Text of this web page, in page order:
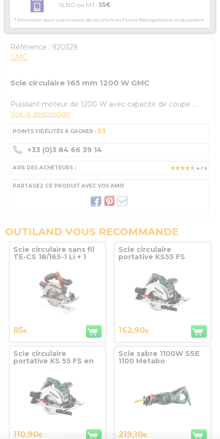
SLBO ou MJ : 55€
* Estimation pour une livraison de cet article en France Métropolitaine uniquement.
Référence : 920329
GMC
Scie circulaire 165 mm 1200 W GMC
Puissant moteur de 1200 W avec capacité de coupe ...
Voir la description
POINTS FIDÉLITÉS À GAGNER : 53
+33 (0)3 84 66 39 14
AVIS DES ACHETEURS : 4 / 5
PARTAGEZ CE PRODUIT AVEC VOS AMIS
OUTILAND VOUS RECOMMANDE
Scie circulaire sans fil
TE-CS 18/165-1 Li + 1
2.5AH OFFERT -
EINHELL - 4331207
85€
Scie circulaire
portative KS55 FS
162,90€
Scie circulaire
portative KS 55 FS en
110,90€
Scie sabre 1100W SSE
1100 Metabo
219,10€